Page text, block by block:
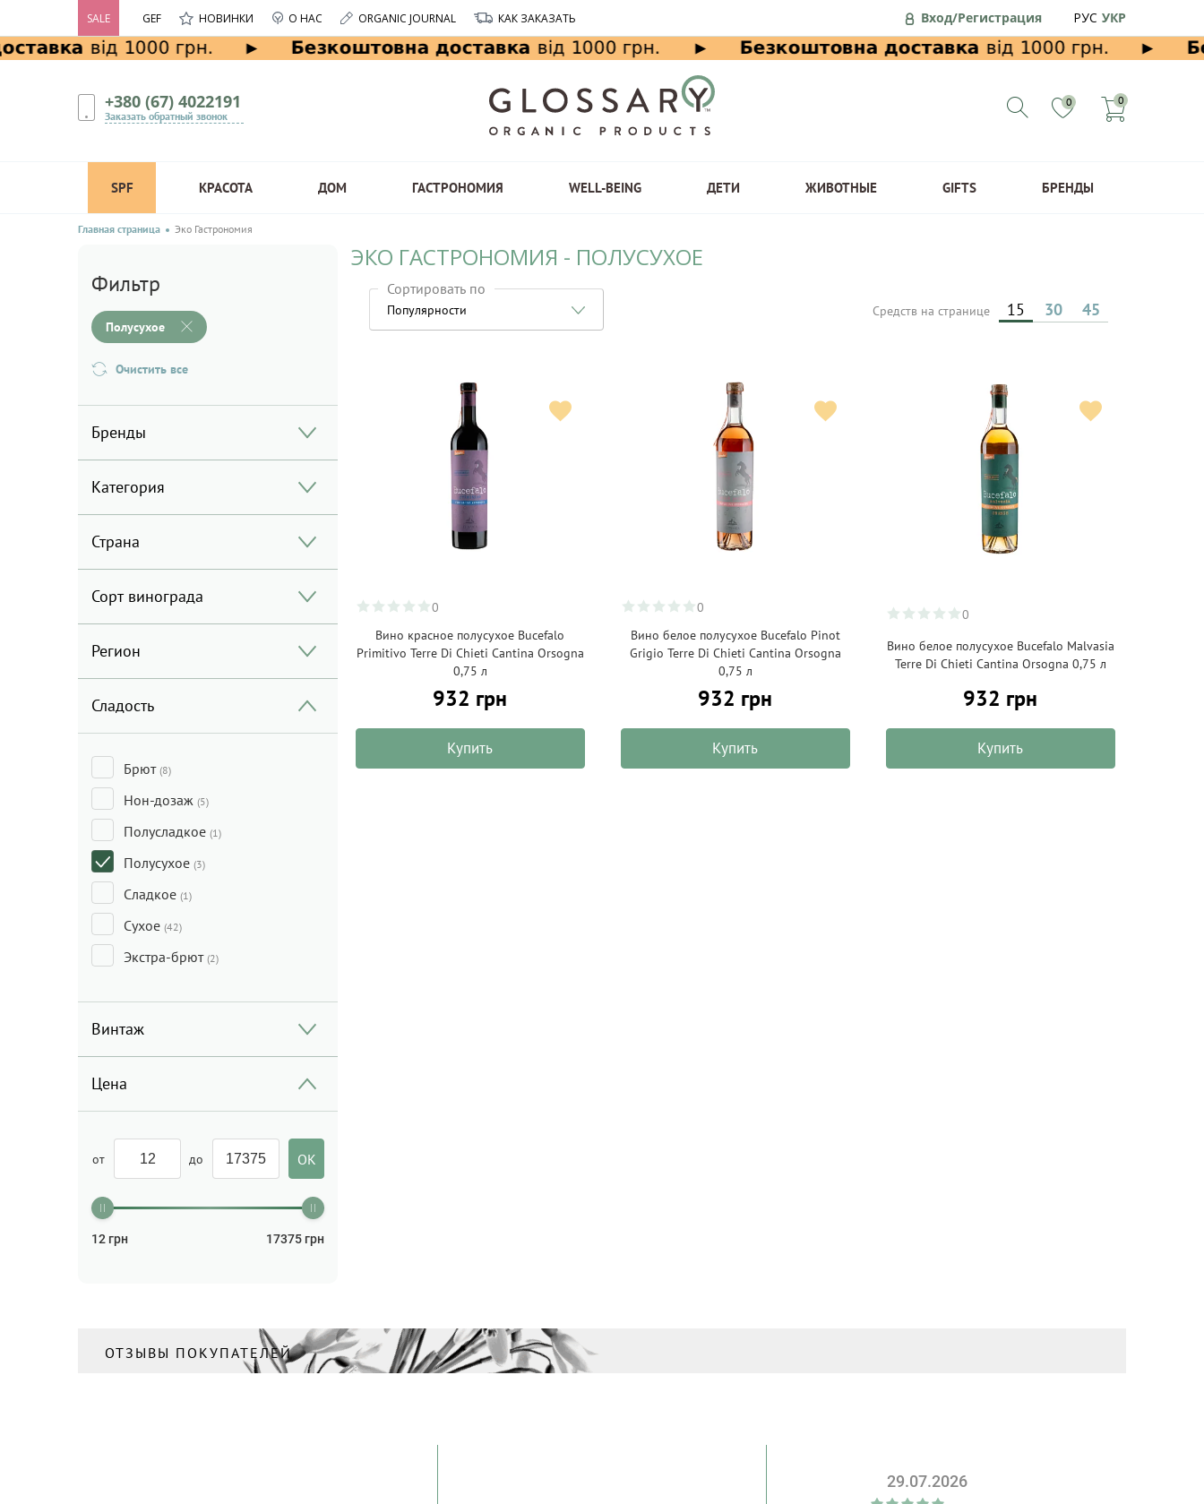
SALE GEF НОВИНКИ О НАС ORGANIC JOURNAL КАК ЗАКАЗАТЬ Вход/Регистрация РУС УКР
+380 (67) 4022191
Заказать обратный звонок
0 0
SPF КРАСОТА ДОМ ГАСТРОНОМИЯ WELL-BEING ДЕТИ ЖИВОТНЫЕ GIFTS БРЕНДЫ
Главная страница Эко Гастрономия
Фильтр
Полусухое
Очистить все
Бренды
Категория
Страна
Сорт винограда
Регион
Сладость
Брют (8)
Нон-дозаж (5)
Полусладкое (1)
Полусухое (3)
Сладкое (1)
Сухое (42)
Экстра-брют (2)
Винтаж
Цена
от до
12 грн 17375 грн
ЭКО ГАСТРОНОМИЯ - ПОЛУСУХОЕ
Сортировать по
Популярности Средств на странице 15 30 45
0
Вино красное полусухое Bucefalo
Primitivo Terre Di Chieti Cantina Orsogna
0,75 л
932 грн
Купить
0
Вино белое полусухое Bucefalo Pinot
Grigio Terre Di Chieti Cantina Orsogna
0,75 л
932 грн
Купить
0
Вино белое полусухое Bucefalo Malvasia
Terre Di Chieti Cantina Orsogna 0,75 л
932 грн
Купить
ОТЗЫВЫ ПОКУПАТЕЛЕЙ
29.07.2026